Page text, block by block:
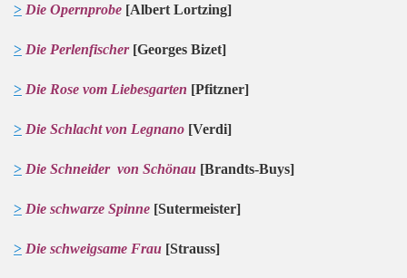
> Die Opernprobe [Albert Lortzing]
> Die Perlenfischer[Georges Bizet]
> Die Rose vom Liebesgarten [Pfitzner]
> Die Schlacht von Legnano [Verdi]
> Die Schneider von Schönau [Brandts-Buys]
> Die schwarze Spinne [Sutermeister]
> Die schweigsame Frau [Strauss]